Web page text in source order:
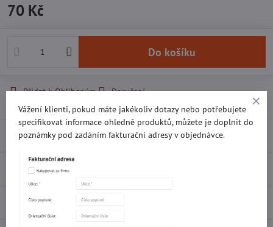
70 Kč
Do košíku
Přidat k Oblíbeným Doručení
Popis
Recenze 0
Diskuse 0
Vážení klienti, pokud máte jakékoliv dotazy nebo potřebujete
specifikovat informace ohledně produktů, můžete je doplnit do
poznámky pod zadáním fakturační adresy v objednávce.